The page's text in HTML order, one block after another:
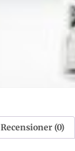
Recensioner (0)